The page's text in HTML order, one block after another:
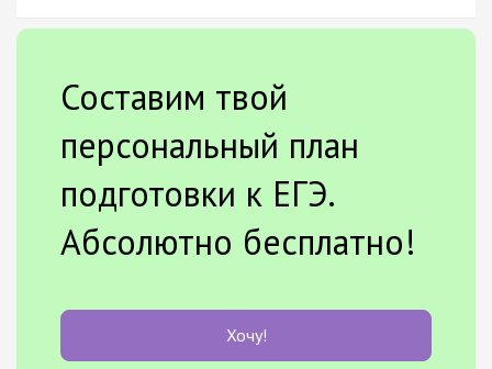
Составим твой
персональный план
подготовки к ЕГЭ.
Абсолютно бесплатно!
Хочу!